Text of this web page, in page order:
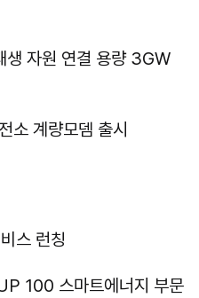
자원 연결 용량 3GW
소 계량모뎀 출시
스 런칭
100 스마트에너지 부문